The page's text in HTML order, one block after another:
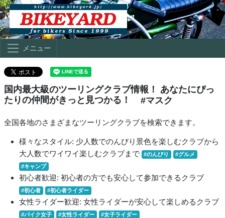
メニュー
国内最大級のツーリングクラブ情報！ あなたにぴっ
たりの仲間がきっと見つかる！
#マスク
全国各地のさまざまなツーリングクラブを検索できます。
様々なスタイル: 少人数でのんびり景色を楽しむクラブから
大人数でワイワイ楽しむクラブまで
#のんびり
#グルメ
#キャンプ
初心者歓迎: 初心者の方でも安心して参加できるクラブ
#初心者 #初心者ライダー
女性ライダー歓迎: 女性ライダーが安心して楽しめるクラブ
#バイク女子 #女性ライダー #女子ライダー